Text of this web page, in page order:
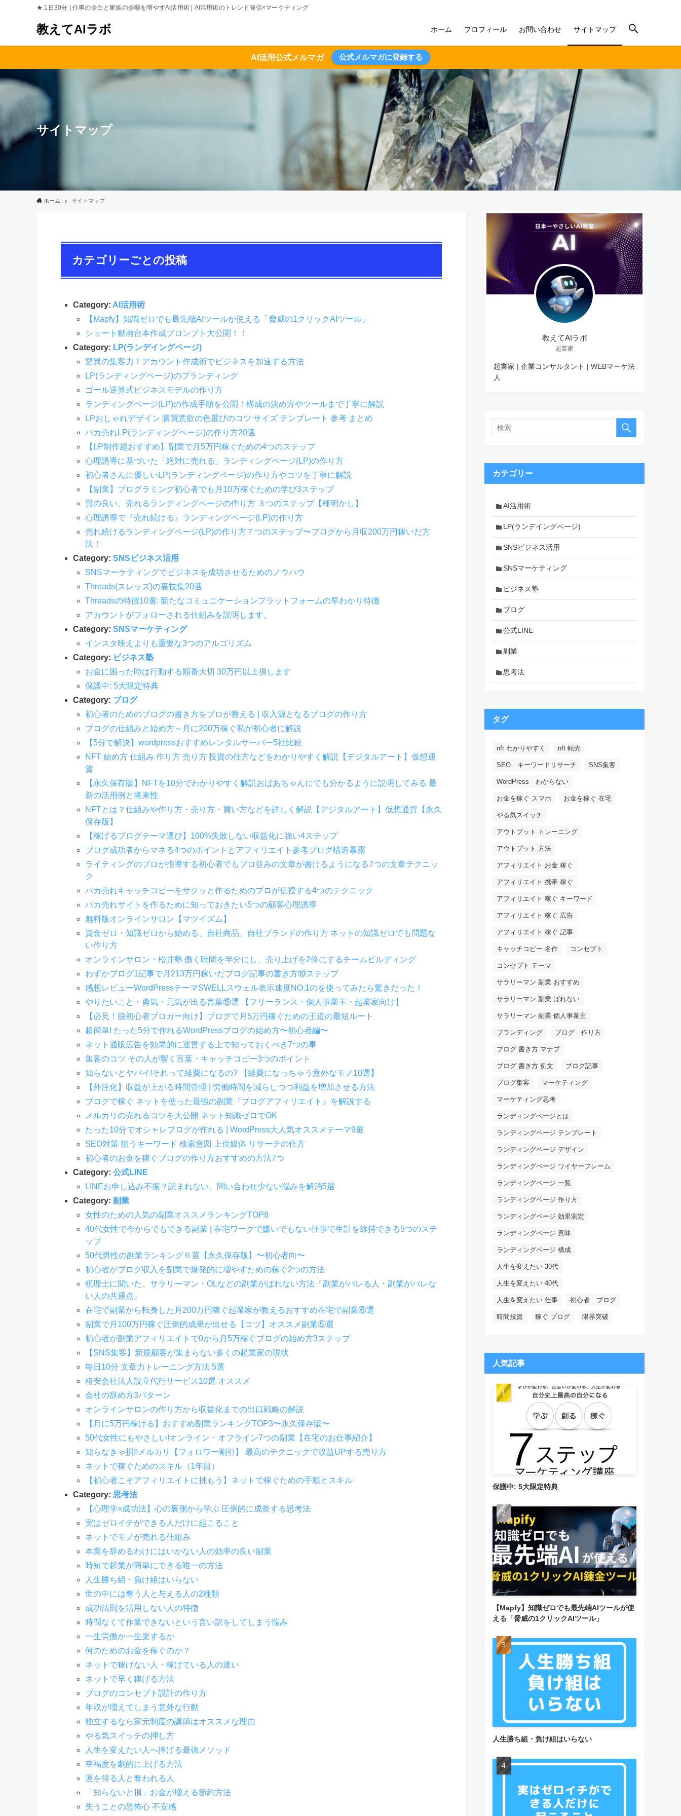
★ 1日30分 | 仕事の余白と家族の余暇を増やすAI活用術 | AI活用術のトレンド発信×マーケティング
教えてAIラボ ホーム プロフィール お問い合わせ サイトマップ
AI活用公式メルマガ 公式メルマガに登録する
サイトマップ
ホーム サイトマップ
カテゴリーごとの投稿
Category: AI活用術
【Mapfy】知識ゼロでも最先端AIツールが使える「脅威の1クリックAIツール」
ショート動画台本作成プロンプト大公開！！
Category: LP(ランデイングページ)
驚異の集客力！アカウント作成術でビジネスを加速する方法
LP(ランディングページ)のブランディング
ゴール逆算式ビジネスモデルの作り方
ランディングページ(LP)の作成手順を公開！構成の決め方やツールまで丁寧に解説
LPおしゃれデザイン 購買意欲の色選びのコツ サイズ テンプレート 参考 まとめ
バカ売れLP(ランディングページ)の作り方20選
【LP制作超おすすめ】副業で月5万円稼ぐための4つのステップ
心理誘導に基づいた「絶対に売れる」ランディングページ(LP)の作り方
初心者さんに優しいLP(ランディングページ)の作り方やコツを丁寧に解説
【副業】プログラミング初心者でも月10万稼ぐための学び3ステップ
質の良い、売れるランディングページの作り方 ３つのステップ【種明かし】
心理誘導で『売れ続ける』ランディングページ(LP)の作り方
売れ続けるランディングページ(LP)の作り方７つのステップ〜ブログから月収200万円稼いだ方
法！
Category: SNSビジネス活用
SNSマーケティングでビジネスを成功させるためのノウハウ
Threads(スレッズ)の裏技集20選
Threadsの特徴10選: 新たなコミュニケーションプラットフォームの早わかり特徴
アカウントがフォローされる仕組みを説明します。
Category: SNSマーケティング
インスタ映えよりも重要な3つのアルゴリズム
Category: ビジネス塾
お金に困った時は行動する順番大切 30万円以上損します
保護中: 5大限定特典
Category: ブログ
初心者のためのブログの書き方をプロが教える | 収入源となるブログの作り方
ブログの仕組みと始め方～月に200万稼ぐ私が初心者に解説
【5分で解決】wordpressおすすめレンタルサーバー5社比較
NFT 始め方 仕組み 作り方 売り方 投資の仕方などをわかりやすく解説【デジタルアート】仮想通
貨
【永久保存版】NFTを10分でわかりやすく解説おばあちゃんにでも分かるように説明してみる 最
新の活用例と将来性
NFTとは？仕組みや作り方・売り方・買い方などを詳しく解説【デジタルアート】仮想通貨【永久
保存版】
【稼げるブログテーマ選び】100%失敗しない収益化に強い4ステップ
ブログ成功者からマネる4つのポイントとアフィリエイト参考ブログ構造暴露
ライティングのプロが指導する初心者でもプロ並みの文章が書けるようになる7つの文章テクニッ
ク
バカ売れキャッチコピーをサクッと作るためのプロが伝授する4つのテクニック
バカ売れサイトを作るために知っておきたい5つの顧客心理誘導
無料版オンラインサロン【マツイズム】
資金ゼロ・知識ゼロから始める、自社商品、自社ブランドの作り方 ネットの知識ゼロでも問題な
い作り方
オンラインサロン・松井塾 働く時間を半分にし、売り上げを2倍にするチームビルディング
わずかブログ1記事で月213万円稼いだブログ記事の書き方⑩ステップ
感想レビューWordPressテーマSWELLスウェル表示速度NO.1のを使ってみたら驚きだった！
やりたいこと・勇気・元気が出る言葉⑮選 【フリーランス・個人事業主・起業家向け】
【必見！脱初心者ブロガー向け】ブログで月5万円稼ぐための王道の最短ルート
超簡単! たった5分で作れるWordPressブログの始め方〜初心者編〜
ネット通販広告を効果的に運営する上で知っておくべき7つの事
集客のコツ その人が響く言葉・キャッチコピー3つのポイント
知らないとヤバイ!それって経費になるの? 【経費になっちゃう意外なモノ10選】
【外注化】収益が上がる時間管理 | 労働時間を減らしつつ利益を増加させる方法
ブログで稼ぐ ネットを使った最強の副業『ブログアフィリエイト』を解説する
メルカリの売れるコツを大公開 ネット知識ゼロでOK
たった10分でオシャレブログが作れる | WordPress大人気オススメテーマ9選
SEO対策 狙うキーワード 検索意図 上位媒体 リサーチの仕方
初心者のお金を稼ぐブログの作り方おすすめの方法7つ
Category: 公式LINE
LINEお申し込み不振？読まれない、問い合わせ少ない悩みを解消5選
Category: 副業
女性のための人気の副業オススメランキングTOP8
40代女性で今からでもできる副業 | 在宅ワークで嫌いでもない仕事で生計を維持できる5つのステ
ップ
50代男性の副業ランキング６選【永久保存版】〜初心者向〜
初心者がブログ収入を副業で爆発的に増やすための稼ぐ2つの方法
税理士に聞いた、サラリーマン・OLなどの副業がばれない方法「副業がバレる人・副業がバレな
い人の共通点」
在宅で副業から転身した月200万円稼ぐ起業家が教えるおすすめ在宅で副業⑥選
副業で月100万円稼ぐ圧倒的成果が出せる【コツ】オススメ副業⑤選
初心者が副業アフィリエイトで0から月5万稼ぐブログの始め方3ステップ
【SNS集客】新規顧客が集まらない多くの起業家の現状
毎日10分 文章力トレーニング方法 5選
格安会社法人設立代行サービス10選 オススメ
会社の辞め方3パターン
オンラインサロンの作り方から収益化までの出口戦略の解説
【月に5万円稼げる】おすすめ副業ランキングTOP3〜永久保存版〜
50代女性にもやさしい!オンライン・オフライン7つの副業【在宅のお仕事紹介】
知らなきゃ損!!メルカリ【フォロワー割引】 最高のテクニックで収益UPする売り方
ネットで稼ぐためのスキル（1年目）
【初心者こそアフィリエイトに挑もう】ネットで稼ぐための手順とスキル
Category: 思考法
【心理学×成功法】心の裏側から学ぶ 圧倒的に成長する思考法
実はゼロイチができる人だけに起こること
ネットでモノが売れる仕組み
本業を辞めるわけにはいかない人の効率の良い副業
時短で起業が簡単にできる唯一の方法
人生勝ち組・負け組はいらない
世の中には奪う人と与える人の2種類
成功法則を活用しない人の特徴
時間なくて作業できないという言い訳をしてしまう悩み
一生労働か一生楽するか
何のためのお金を稼ぐのか？
ネットで稼げない人・稼げている人の違い
ネットで早く稼げる方法
ブログのコンセプト設計の作り方
年収が増えてしまう意外な行動
独立するなら家元制度の講師はオススメな理由
やる気スイッチの押し方
人生を変えたい人へ捧げる最強メソッド
幸福度を劇的に上げる方法
運を得る人と奪われる人
「知らないと損」お金が増える節約方法
失うことの恐怖心 不安感
教えてAIラボ
起業家
起業家 | 企業コンサルタント | WEBマーケ法
人
カテゴリー
AI活用術
LP(ランデイングページ)
SNSビジネス活用
SNSマーケティング
ビジネス塾
ブログ
公式LINE
副業
思考法
タグ
nft わかりやすく nft 転売
SEO キーワードリサーチ SNS集客
WordPress わからない
お金を稼ぐ スマホ お金を稼ぐ 在宅
やる気スイッチ
アウトプット トレーニング
アウトプット 方法
アフィリエイト お金 稼ぐ
アフィリエイト 携帯 稼ぐ
アフィリエイト 稼ぐ キーワード
アフィリエイト 稼ぐ 広告
アフィリエイト 稼ぐ 記事
キャッチコピー 名作 コンセプト
コンセプト テーマ
サラリーマン 副業 おすすめ
サラリーマン 副業 ばれない
サラリーマン 副業 個人事業主
ブランディング ブログ 作り方
ブログ 書き方 マナブ
ブログ 書き方 例文 ブログ記事
ブログ集客 マーケティング
マーケティング思考
ランディングページとは
ランディングページ テンプレート
ランディングページ デザイン
ランディングページ ワイヤーフレーム
ランディングページ 一覧
ランディングページ 作り方
ランディングページ 効果測定
ランディングページ 意味
ランディングページ 構成
人生を変えたい 30代
人生を変えたい 40代
人生を変えたい 仕事 初心者 ブログ
時間投資 稼ぐ ブログ 限界突破
人気記事
保護中: 5大限定特典
【Mapfy】知識ゼロでも最先端AIツールが使
える「脅威の1クリックAIツール」
人生勝ち組・負け組はいらない